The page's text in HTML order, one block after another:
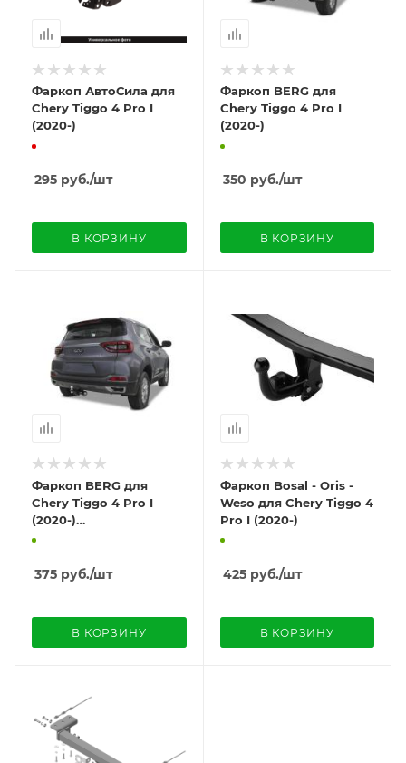
Фаркоп АвтоСила для
Chery Tiggo 4 Pro I
(2020-)
295 руб./шт
В КОРЗИНУ
Фаркоп BERG для
Chery Tiggo 4 Pro I
(2020-)
350 руб./шт
В КОРЗИНУ
Фаркоп BERG для
Chery Tiggo 4 Pro I
(2020-)
«быстросъемный под
375 руб./шт
В КОРЗИНУ
Фаркоп Bosal - Oris -
Weso для Chery Tiggo 4
Pro I (2020-)
425руб./шт
В КОРЗИНУ